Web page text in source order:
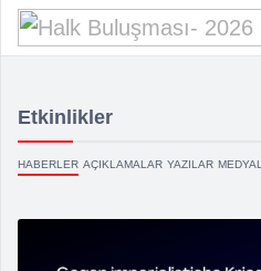
Etkinlikler
HABERLER AÇIKLAMALAR YAZILAR